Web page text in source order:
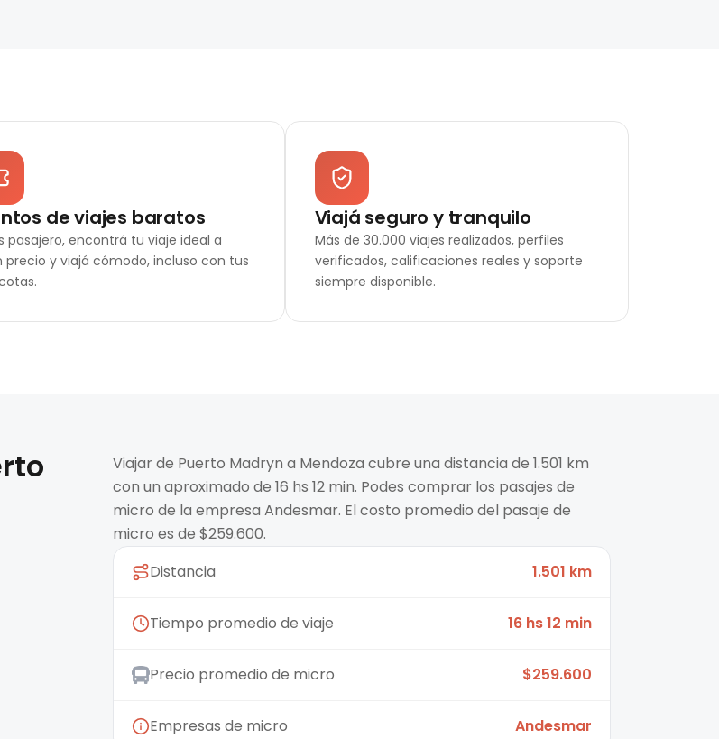
de viajes baratos
pasajero, encontrá tu viaje ideal a
precio y viajá cómodo, incluso con tus
Viajá seguro y tranquilo
Más de 30.000 viajes realizados, perfiles
verificados, calificaciones reales y soporte
siempre disponible.
Viajar de Puerto Madryn a Mendoza cubre una distancia de 1.501 km
con un aproximado de 16 hs 12 min. Podes comprar los pasajes de
micro de la empresa Andesmar. El costo promedio del pasaje de
micro es de $259.600.
Distancia
1.501 km
Tiempo promedio de viaje 16 hs 12 min
Precio promedio de micro $259.600
Empresas de micro Andesmar